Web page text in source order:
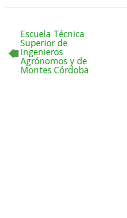
Escuela Técnica
Superior de
Ingenieros
Agrónomos y de
Montes Córdoba